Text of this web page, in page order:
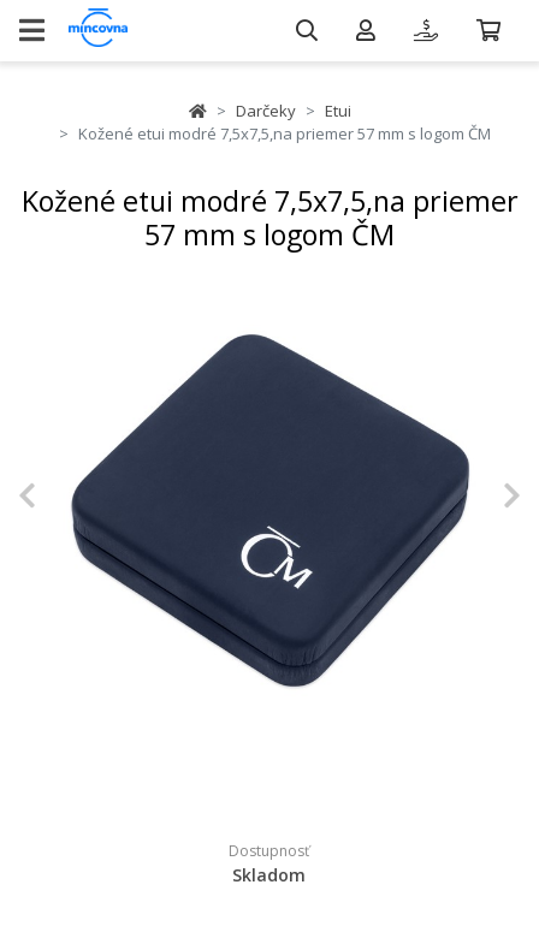
Darčeky
Etui
Kožené etui modré 7,5x7,5,na priemer 57 mm s logom ČM
Kožené etui modré 7,5x7,5,na priemer
57 mm s logom ČM
Previous
Dostupnosť
Skladom